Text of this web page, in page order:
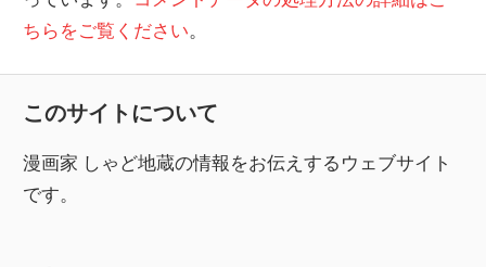
ちらをご覧ください。
このサイトについて
漫画家 しゃど地蔵の情報をお伝えするウェブサイト
です。